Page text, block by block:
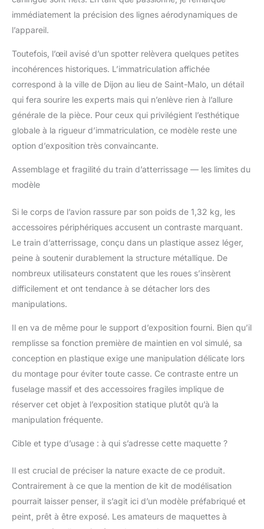
visuels réalistes.
Matériaux et peinture>-
métal moulé sous
pression, ce qui est
solide et durable et ne
surface a été
soigneusement
injectée, avec des
couleurs claires et un
vous proposons une
aéronautique que vous
choisissez, vous
apprécierez les détails
exquis et l'artisanat de
qualité de ce modèle.
Liste des colis>- Le kit
de maquette d'avion
d'avion. Si vous vous
intéressez à l'aviation,
moulé sous pression à
l'échelle 1:144 est un
bon choix. Il illustre
l'une des grandes
sa contribution
afin que vous puissiez
toujours vous souvenir
de cet avion
emblématique et
immédiatement la précision des lignes aérodynamiques de
l’appareil.
Toutefois, l’œil avisé d’un spotter relèvera quelques petites
incohérences historiques. L’immatriculation affichée
correspond à la ville de Dijon au lieu de Saint-Malo, un détail
qui fera sourire les experts mais qui n’enlève rien à l’allure
générale de la pièce. Pour ceux qui privilégient l’esthétique
globale à la rigueur d’immatriculation, ce modèle reste une
option d’exposition très convaincante.
Assemblage et fragilité du train d’atterrissage — les limites du
modèle
Si le corps de l’avion rassure par son poids de 1,32 kg, les
accessoires périphériques accusent un contraste marquant.
Le train d’atterrissage, conçu dans un plastique assez léger,
peine à soutenir durablement la structure métallique. De
nombreux utilisateurs constatent que les roues s’insèrent
difficilement et ont tendance à se détacher lors des
manipulations.
Il en va de même pour le support d’exposition fourni. Bien qu’il
remplisse sa fonction première de maintien en vol simulé, sa
conception en plastique exige une manipulation délicate lors
du montage pour éviter toute casse. Ce contraste entre un
fuselage massif et des accessoires fragiles implique de
réserver cet objet à l’exposition statique plutôt qu’à la
manipulation fréquente.
Cible et type d’usage : à qui s’adresse cette maquette ?
Il est crucial de préciser la nature exacte de ce produit.
Contrairement à ce que la mention de kit de modélisation
pourrait laisser penser, il s’agit ici d’un modèle préfabriqué et
peint, prêt à être exposé. Les amateurs de maquettes à